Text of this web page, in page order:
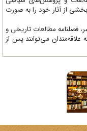
از آثار خود را به صورت
مطالعات تاریخی و
می‌توانند پس از